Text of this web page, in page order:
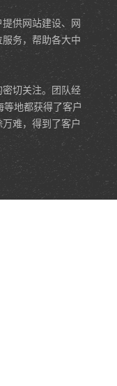
供网站建设、网
务，帮助各大中
切关注。团队经
地都获得了客户
难，得到了客户